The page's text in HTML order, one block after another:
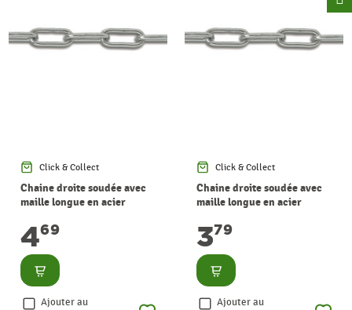
Click & Collect
Chaine droite soudée avec
maille longue en acier
CHAPUIS
469
Consulter
Ajouter au
Click & Collect
Chaine droite soudée avec
maille longue en acier
CHAPUIS
379
Consulter
Ajouter au